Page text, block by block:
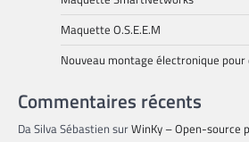
Maquette O.S.E.E.M
Nouveau montage électronique pour
Commentaires récents
Da Silva Sébastien surWinKy – Open-source